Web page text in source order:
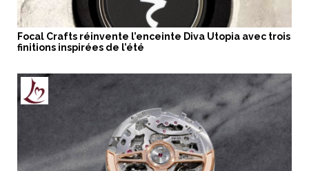
Focal Crafts réinvente l’enceinte Diva Utopia avec trois
finitions inspirées de l’été